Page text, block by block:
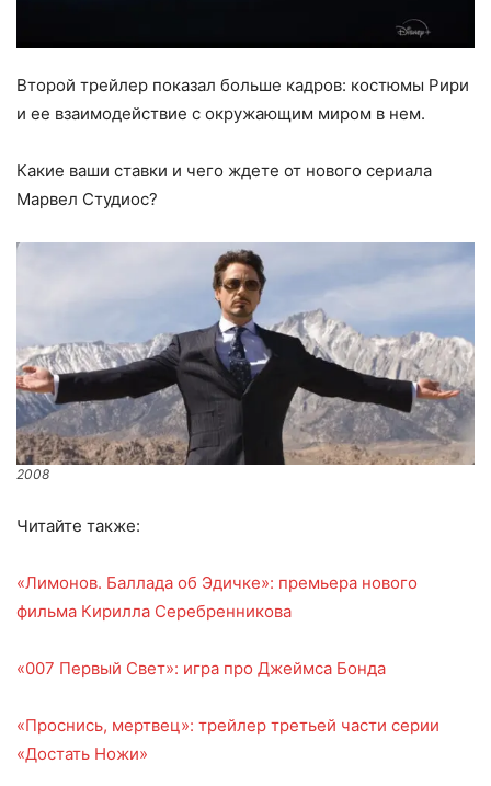
Второй трейлер показал больше кадров: костюмы Рири
и ее взаимодействие с окружающим миром в нем.
Какие ваши ставки и чего ждете от нового сериала
Марвел Студиос?
2008
Читайте также:
«Лимонов. Баллада об Эдичке»: премьера нового
фильма Кирилла Серебренникова
«007 Первый Свет»: игра про Джеймса Бонда
«Проснись, мертвец»: трейлер третьей части серии
«Достать Ножи»